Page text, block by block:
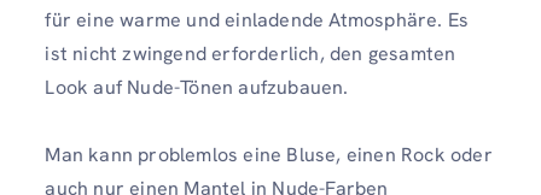
für eine warme und einladende Atmosphäre. Es
ist nicht zwingend erforderlich, den gesamten
Look auf Nude-Tönen aufzubauen.
Man kann problemlos eine Bluse, einen Rock oder
auch nur einen Mantel in Nude-Farben